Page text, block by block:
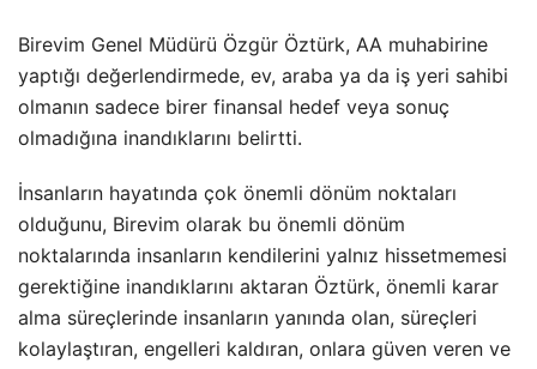
Birevim Genel Müdürü Özgür Öztürk, AA muhabirine
yaptığı değerlendirmede, ev, araba ya da iş yeri sahibi
olmanın sadece birer finansal hedef veya sonuç
olmadığına inandıklarını belirtti.
İnsanların hayatında çok önemli dönüm noktaları
olduğunu, Birevim olarak bu önemli dönüm
noktalarında insanların kendilerini yalnız hissetmemesi
gerektiğine inandıklarını aktaran Öztürk, önemli karar
alma süreçlerinde insanların yanında olan, süreçleri
kolaylaştıran, engelleri kaldıran, onlara güven veren ve